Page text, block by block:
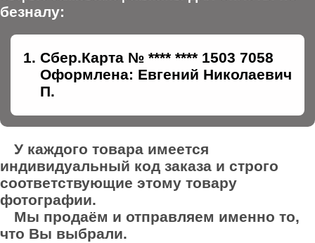
безналу:
Сбер.Карта № **** **** 1503 7058
Оформлена: Евгений Николаевич
П.
У каждого товара имеется
индивидуальный код заказа и строго
соответствующие этому товару
фотографии.
Мы продаём и отправляем именно то,
что Вы выбрали.